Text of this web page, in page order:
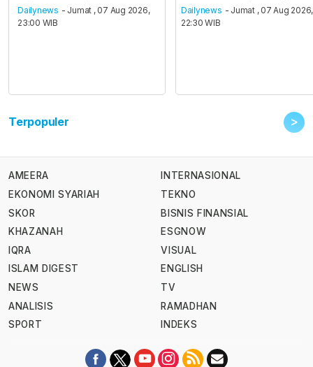
Dailynews - Jumat , 07 Aug 2026,
23:00 WIB
Dailynews - Jumat , 07 Aug 2026,
22:30 WIB
Terpopuler >
AMEERA
EKONOMI SYARIAH
SKOR
KHAZANAH
IQRA
ISLAM DIGEST
NEWS
ANALISIS
SPORT
INTERNASIONAL
TEKNO
BISNIS FINANSIAL
ESGNOW
VISUAL
ENGLISH
TV
RAMADHAN
INDEKS